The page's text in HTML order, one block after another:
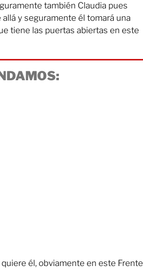
también Claudia pues
y seguramente él tomará una
tiene las puertas abiertas en este
quiere él, obviamente en este Frente